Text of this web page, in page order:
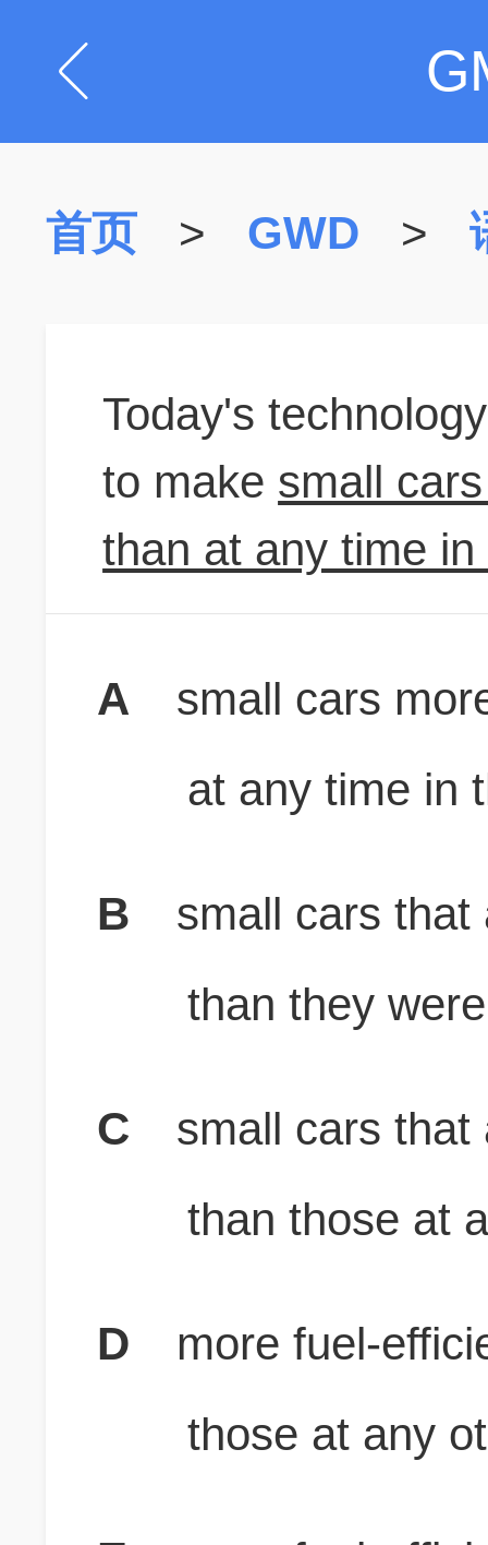
首页 > GWD >
Today's
to make small
than at any time in
A
small cars
at any time in
B
small cars that
than they
C
small cars that
than those at
D
more fuel-
those at any